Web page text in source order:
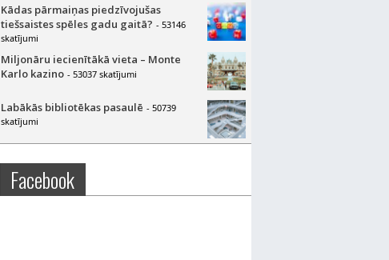
Kādas pārmaiņas piedzīvojušas
tiešsaistes spēles gadu gaitā? - 53146
skatījumi
Miljonāru iecienītākā vieta – Monte
Karlo kazino - 53037 skatījumi
Labākās bibliotēkas pasaulē - 50739
skatījumi
Facebook